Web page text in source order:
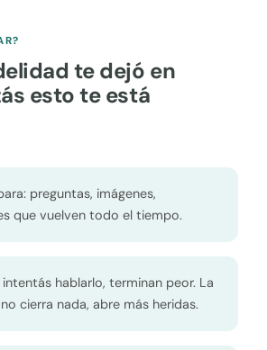
te dejó en
esto te está
preguntas, imágenes,
que vuelven todo el tiempo.
hablarlo, terminan peor. La
cierra nada, abre más heridas.